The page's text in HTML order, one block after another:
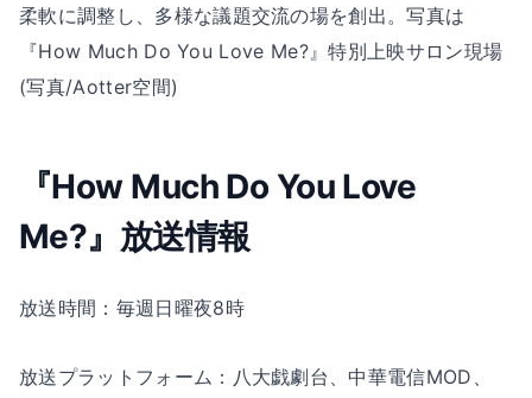
柔軟に調整し、多様な議題交流の場を創出。写真は
『How Much Do You Love Me?』特別上映サロン現場
(写真/Aotter空間)
『How Much Do You Love
Me?』放送情報
放送時間：毎週日曜夜8時
放送プラットフォーム：八大戯劇台、中華電信MOD、